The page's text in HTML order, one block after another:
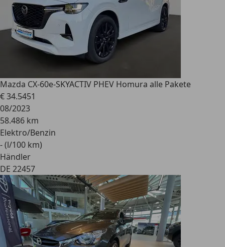
Mazda CX-60e-SKYACTIV PHEV Homura alle Pakete
€ 34.5451
08/2023
58.486 km
Elektro/Benzin
- (l/100 km)
Händler
DE 22457